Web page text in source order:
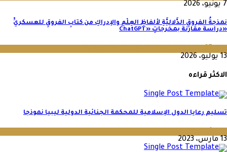
7 يونيو، 2026
نمذجةُ الفروقِ الدَّلاليَّةِ لألفاظِ العِلْمِ والإدراكِ من كتابِ الفروقِ للعسكريِّ
«دراسة مقارنة بمخرجاتِ «ChatGPT
13 يوليو، 2026
الاكثر قراءه
تسليم رعايا الدول الإسلامية للمحكمة الجنائية الدولية ليبيا نموذجا‬
13 مارس، 2023